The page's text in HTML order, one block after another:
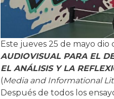
Este jueves 25 de mayo
AUDIOVISUAL PARA EL
EL ANÁLISIS Y LA
(Media and Informational
Después de todos los